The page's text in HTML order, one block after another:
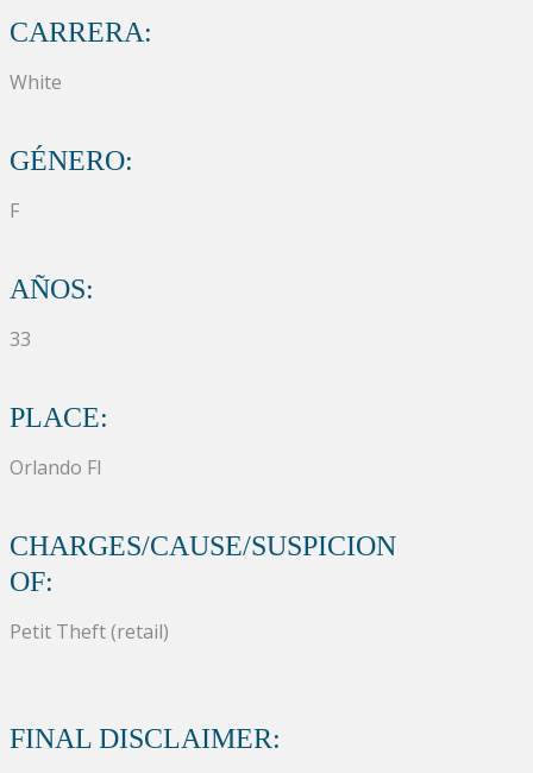
CARRERA:
White
GÉNERO:
F
AÑOS:
33
PLACE:
Orlando Fl
CHARGES/CAUSE/SUSPICION
OF:
Petit Theft (retail)
FINAL DISCLAIMER: